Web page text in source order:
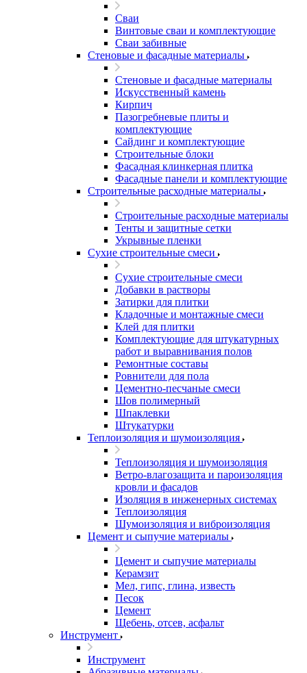
Сваи
Винтовые сваи и комплектующие
Сваи забивные
Стеновые и фасадные материалы
Стеновые и фасадные материалы
Искусственный камень
Кирпич
Пазогребневые плиты и
комплектующие
Сайдинг и комплектующие
Строительные блоки
Фасадная клинкерная плитка
Фасадные панели и комплектующие
Строительные расходные материалы
Строительные расходные материалы
Тенты и защитные сетки
Укрывные пленки
Сухие строительные смеси
Сухие строительные смеси
Добавки в растворы
Затирки для плитки
Кладочные и монтажные смеси
Клей для плитки
Комплектующие для штукатурных
работ и выравнивания полов
Ремонтные составы
Ровнители для пола
Цементно-песчаные смеси
Шов полимерный
Шпаклевки
Штукатурки
Теплоизоляция и шумоизоляция
Теплоизоляция и шумоизоляция
Ветро-влагозащита и пароизоляция
кровли и фасадов
Изоляция в инженерных системах
Теплоизоляция
Шумоизоляция и виброизоляция
Цемент и сыпучие материалы
Цемент и сыпучие материалы
Керамзит
Мел, гипс, глина, известь
Песок
Цемент
Щебень, отсев, асфальт
Инструмент
Инструмент